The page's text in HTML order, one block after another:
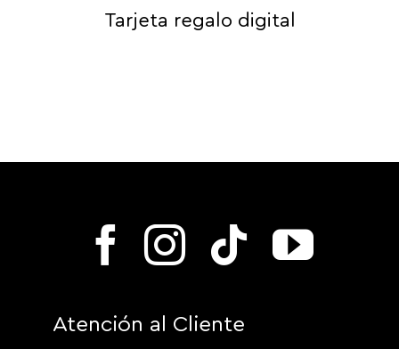
Tarjeta regalo digital
Atención al Cliente